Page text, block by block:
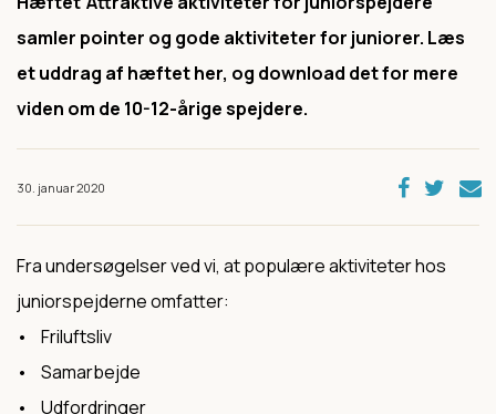
samler pointer og gode aktiviteter for juniorer. Læs
et uddrag af hæftet her, og download det for mere
viden om de 10-12-årige spejdere.
30. januar 2020
Fra undersøgelser ved vi, at populære aktiviteter hos
juniorspejderne omfatter:
• Friluftsliv
• Samarbejde
• Udfordringer